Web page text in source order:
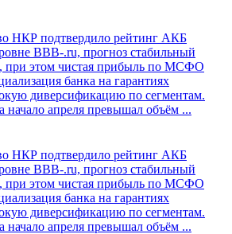
НКР подтвердило рейтинг АКБ
BBB-.ru, прогноз стабильный
при этом чистая прибыль по МСФО
банка на гарантиях
диверсификацию по сегментам.
начало апреля превышал объём ...
НКР подтвердило рейтинг АКБ
BBB-.ru, прогноз стабильный
при этом чистая прибыль по МСФО
банка на гарантиях
диверсификацию по сегментам.
начало апреля превышал объём ...